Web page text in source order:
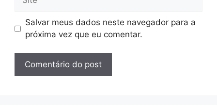
Salvar meus dados neste navegador para a
próxima vez que eu comentar.